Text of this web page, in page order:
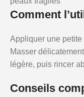
Comment
Appliquer une
Masser
légère, puis rincer
Conseils